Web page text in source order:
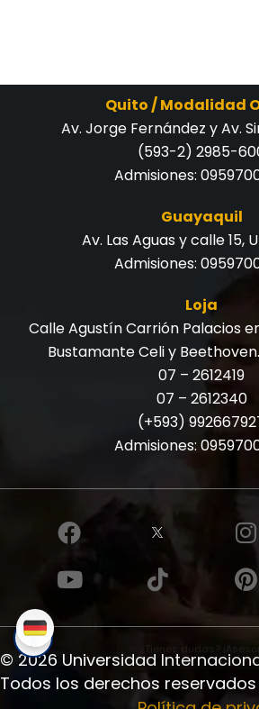
Quito / Modalidad
Av. Jorge Fernández y Av.
(593-2) 2985-
Admisiones:
Guayaquil
Av. Las Aguas y calle 15,
Admisiones:
Loja
Calle Agustín Carrión Palacios
Bustamante Celi y
07 – 2612419
07 – 2612340
(+593)
Admisiones:
© 2026 Universidad
Todos los derechos reservados
✨ ¿Tienes dudas?